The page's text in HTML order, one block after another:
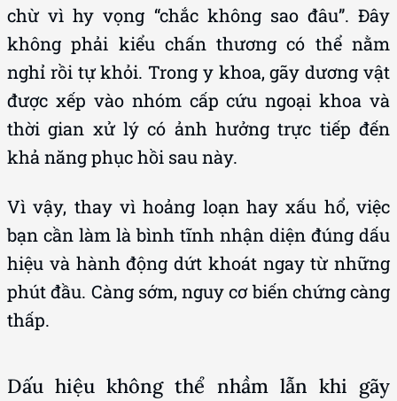
chừ vì hy vọng “chắc không sao đâu”. Đây
không phải kiểu chấn thương có thể nằm
nghỉ rồi tự khỏi. Trong y khoa, gãy dương vật
được xếp vào nhóm cấp cứu ngoại khoa và
thời gian xử lý có ảnh hưởng trực tiếp đến
khả năng phục hồi sau này.
Vì vậy, thay vì hoảng loạn hay xấu hổ, việc
bạn cần làm là bình tĩnh nhận diện đúng dấu
hiệu và hành động dứt khoát ngay từ những
phút đầu. Càng sớm, nguy cơ biến chứng càng
thấp.
Dấu hiệu không thể nhầm lẫn khi gãy